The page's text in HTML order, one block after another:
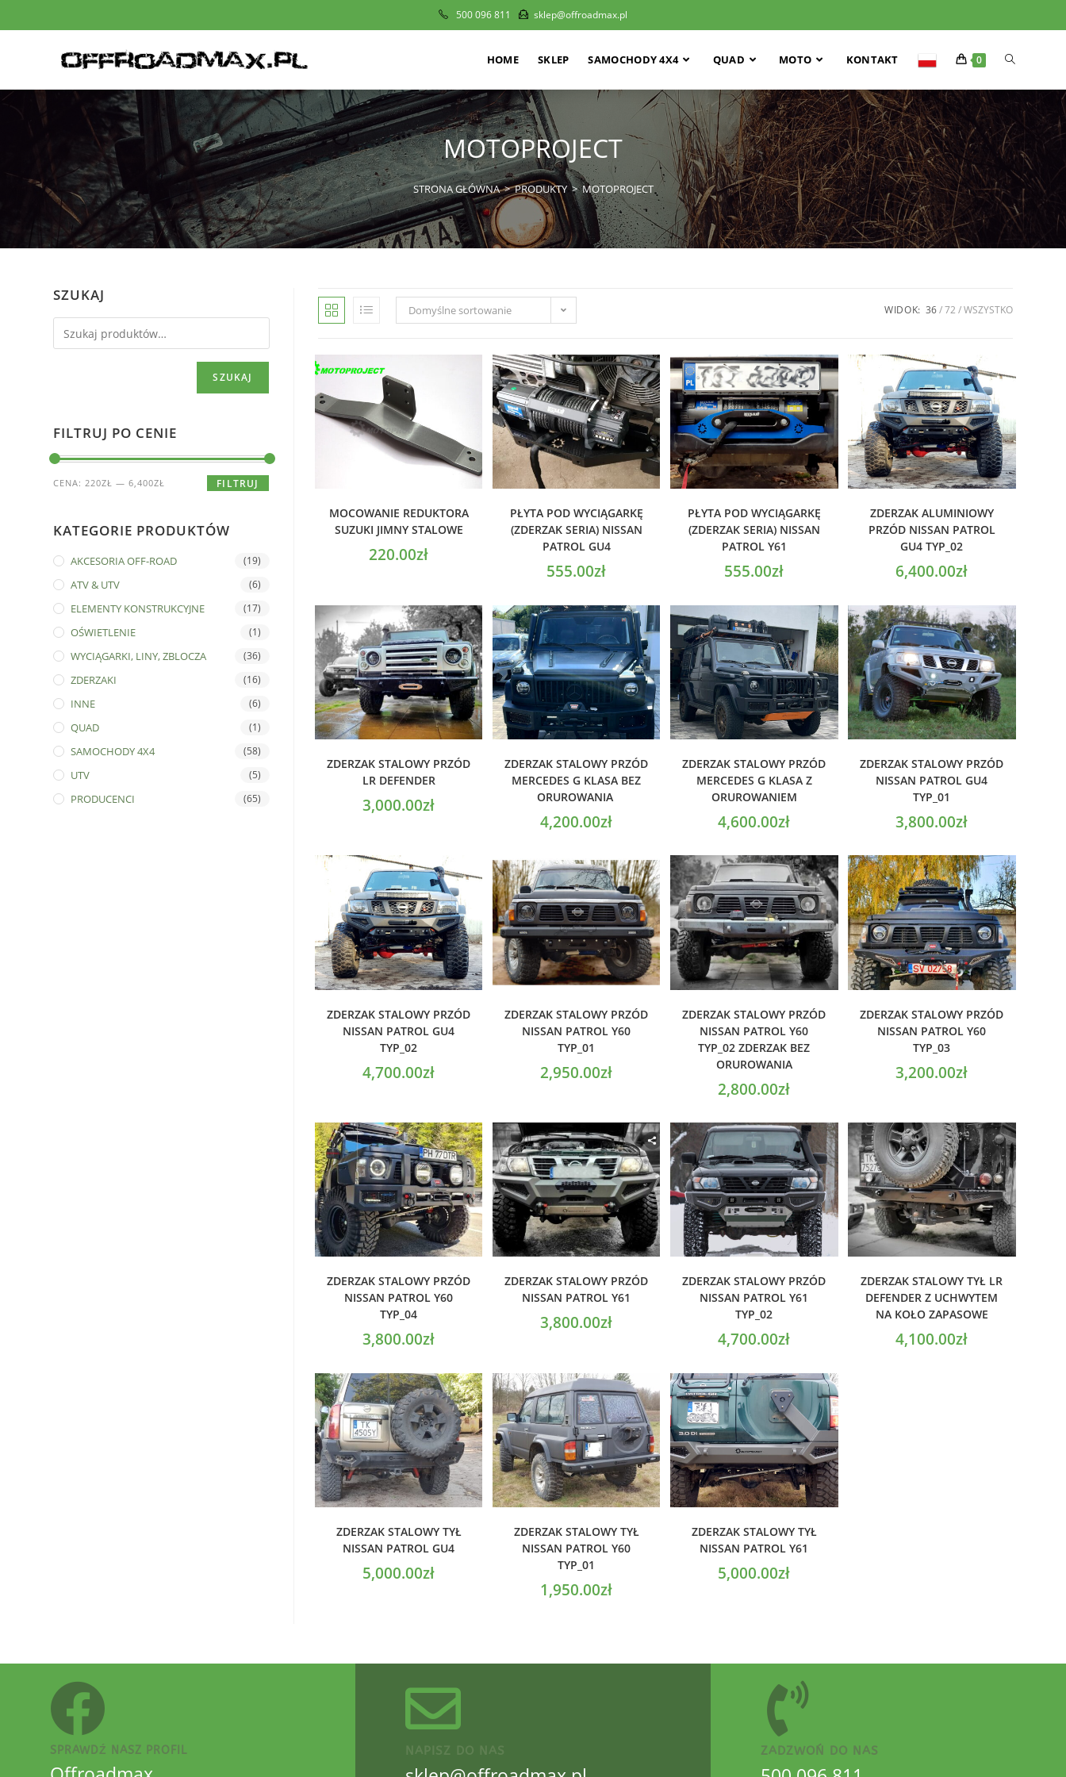
500 096 811 sklep@offroadmax.pl
HOME SKLEP SAMOCHODY 4X4 QUAD MOTO KONTAKT 0
MOTOPROJECT
STRONA GŁÓWNA > PRODUKTY > MOTOPROJECT
SZUKAJ
SZUKAJ
FILTRUJ PO CENIE
FILTRUJ
CENA:220ZŁ —6,400ZŁ
KATEGORIE PRODUKTÓW
AKCESORIA OFF-ROAD (19)
ATV & UTV (6)
ELEMENTY KONSTRUKCYJNE (17)
OŚWIETLENIE (1)
WYCIĄGARKI, LINY, ZBLOCZA (36)
ZDERZAKI (16)
INNE (6)
QUAD (1)
SAMOCHODY 4X4 (58)
UTV (5)
PRODUCENCI (65)
Domyślne sortowanie WIDOK: 36 72 WSZYSTKO
MOCOWANIE REDUKTORA
SUZUKI JIMNY STALOWE
220.00zł
PŁYTA POD WYCIĄGARKĘ
(ZDERZAK SERIA) NISSAN
PATROL GU4
555.00zł
PŁYTA POD WYCIĄGARKĘ
(ZDERZAK SERIA) NISSAN
PATROL Y61
555.00zł
ZDERZAK ALUMINIOWY
PRZÓD NISSAN PATROL
GU4 TYP_02
6,400.00zł
ZDERZAK STALOWY PRZÓD
LR DEFENDER
3,000.00zł
ZDERZAK STALOWY PRZÓD
MERCEDES G KLASA BEZ
ORUROWANIA
4,200.00zł
ZDERZAK STALOWY PRZÓD
MERCEDES G KLASA Z
ORUROWANIEM
4,600.00zł
ZDERZAK STALOWY PRZÓD
NISSAN PATROL GU4
TYP_01
3,800.00zł
ZDERZAK STALOWY PRZÓD
NISSAN PATROL GU4
TYP_02
4,700.00zł
ZDERZAK STALOWY PRZÓD
NISSAN PATROL Y60
TYP_01
2,950.00zł
ZDERZAK STALOWY PRZÓD
NISSAN PATROL Y60
TYP_02 ZDERZAK BEZ
ORUROWANIA
2,800.00zł
ZDERZAK STALOWY PRZÓD
NISSAN PATROL Y60
TYP_03
3,200.00zł
ZDERZAK STALOWY PRZÓD
NISSAN PATROL Y60
TYP_04
3,800.00zł
ZDERZAK STALOWY PRZÓD
NISSAN PATROL Y61
3,800.00zł
ZDERZAK STALOWY PRZÓD
NISSAN PATROL Y61
TYP_02
4,700.00zł
ZDERZAK STALOWY TYŁ LR
DEFENDER Z UCHWYTEM
NA KOŁO ZAPASOWE
4,100.00zł
ZDERZAK STALOWY TYŁ
NISSAN PATROL GU4
5,000.00zł
ZDERZAK STALOWY TYŁ
NISSAN PATROL Y60
TYP_01
1,950.00zł
ZDERZAK STALOWY TYŁ
NISSAN PATROL Y61
5,000.00zł
SPRAWDŹ NASZ PROFIL NAPISZ DO NAS ZADZWOŃ DO NAS